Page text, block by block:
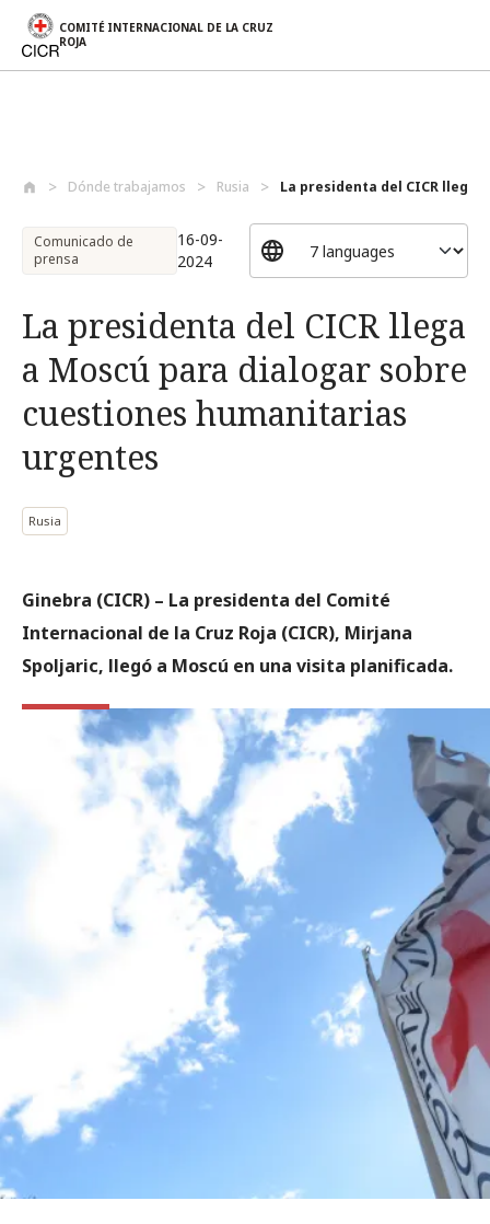
COMITÉ INTERNACIONAL DE LA CRUZ
ROJA
Dónde trabajamos Rusia La presidenta del CICR llega
Comunicado de
prensa
16-09-
2024
La presidenta del CICR llega
a Moscú para dialogar sobre
cuestiones humanitarias
urgentes
Rusia
Ginebra (CICR) – La presidenta del Comité
Internacional de la Cruz Roja (CICR), Mirjana
Spoljaric, llegó a Moscú en una visita planificada.